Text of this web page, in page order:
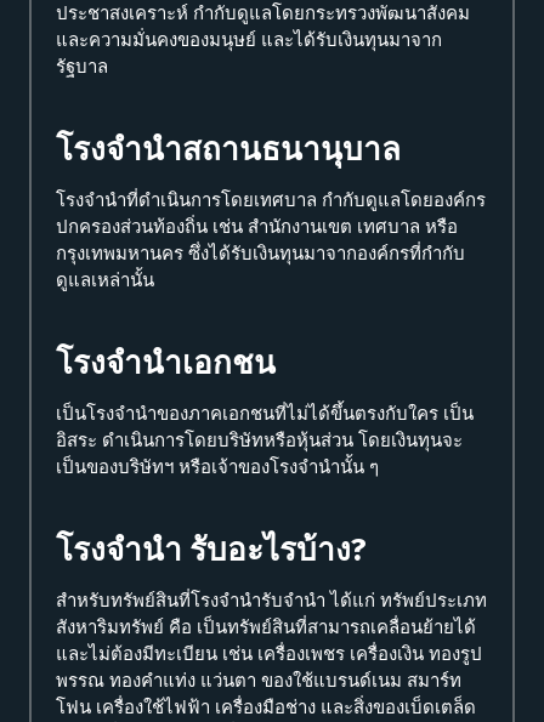
ประชาสงเคราะห์ กำกับดูแลโดยกระทรวงพัฒนาสังคม
และความมั่นคงของมนุษย์ และได้รับเงินทุนมาจาก
รัฐบาล
โรงจำนำสถานธนานุบาล
โรงจำนำที่ดำเนินการโดยเทศบาล กำกับดูแลโดยองค์กร
ปกครองส่วนท้องถิ่น เช่น สำนักงานเขต เทศบาล หรือ
กรุงเทพมหานคร ซึ่งได้รับเงินทุนมาจากองค์กรที่กำกับ
ดูแลเหล่านั้น
โรงจำนำเอกชน
เป็นโรงจำนำของภาคเอกชนที่ไม่ได้ขึ้นตรงกับใคร เป็น
อิสระ ดำเนินการโดยบริษัทหรือหุ้นส่วน โดยเงินทุนจะ
เป็นของบริษัทฯ หรือเจ้าของโรงจำนำนั้น ๆ
โรงจำนำ รับอะไรบ้าง?
สำหรับทรัพย์สินที่โรงจำนำรับจำนำ ได้แก่ ทรัพย์ประเภท
สังหาริมทรัพย์ คือ เป็นทรัพย์สินที่สามารถเคลื่อนย้ายได้
และไม่ต้องมีทะเบียน เช่น เครื่องเพชร เครื่องเงิน ทองรูป
พรรณ ทองคำแท่ง แว่นตา ของใช้แบรนด์เนม สมาร์ท
โฟน เครื่องใช้ไฟฟ้า เครื่องมือช่าง และสิ่งของเบ็ดเตล็ด